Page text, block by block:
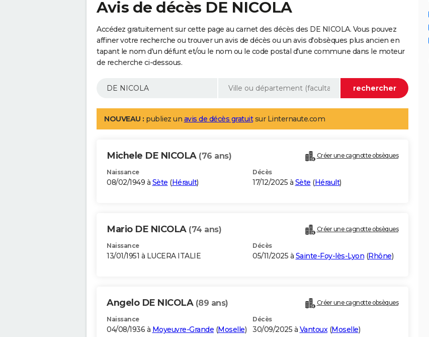
Avis de décès DE NICOLA
Accédez gratuitement sur cette page au carnet des décès des DE NICOLA. Vous pouvez
affiner votre recherche ou trouver un avis de décès ou un avis d'obsèques plus ancien en
tapant le nom d'un défunt et/ou le nom ou le code postal d'une commune dans le moteur
de recherche ci-dessous.
NOUVEAU : publiez un avis de décès gratuitsur Linternaute.com
Michele DE NICOLA (76 ans) Créer une cagnotte obsèques
Naissance
08/02/1949 à Sète (Hérault)
Décès
17/12/2025 à Sète (Hérault)
Mario DE NICOLA (74 ans) Créer une cagnotte obsèques
Naissance
13/01/1951 à LUCERA ITALIE
Décès
05/11/2025 à Sainte-Foy-lès-Lyon (Rhône)
Angelo DE NICOLA (89 ans) Créer une cagnotte obsèques
Naissance
04/08/1936 à Moyeuvre-Grande (Moselle)
Décès
30/09/2025 à Vantoux(Moselle)